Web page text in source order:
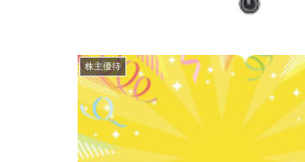
株主優待